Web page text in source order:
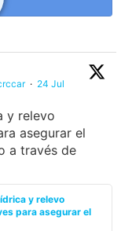
· 24 Jul
y relevo
asegurar el
a través de
y relevo
para asegurar el